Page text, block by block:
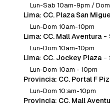
Lun-Sab 10am-9pm /
Lima: CC. Plaza San
Lun-Dom 10am-10pm
Lima: CC. Mall Aventura -
Lun-Dom 10am-10pm
Lima: CC. Jockey Plaza -
Lun-Dom 10am - 10pm
Provincia: CC. Portal F
Lun-Dom 10:am-10pm
Provincia: CC. Mall